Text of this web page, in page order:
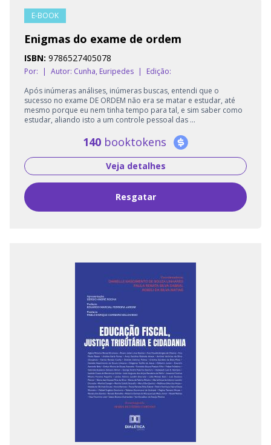
E-BOOK
Enigmas do exame de ordem
ISBN: 9786527405078
Por: | Autor: Cunha, Euripedes |
Edição:
Após inúmeras análises, inúmeras buscas, entendi que o
sucesso no exame DE ORDEM não era se matar e estudar, até
mesmo porque eu nem tinha tempo para tal, e sim saber como
estudar, aliando isto a um controle pessoal das ...
140 booktokens
Veja detalhes
Resgatar